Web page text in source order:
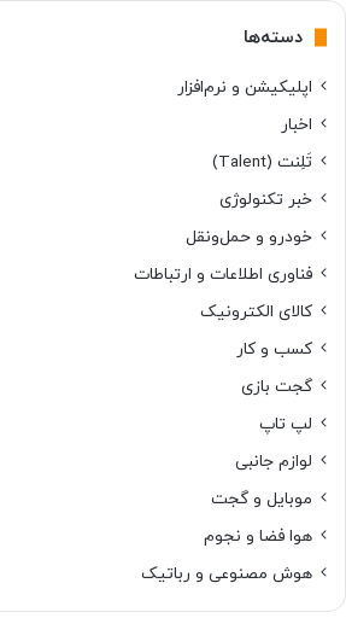
دسته‌ها
اپلیکیشن و نرم‌افزار
اخبار
تَلِنت (Talent)
خبر تکنولوژی
خودرو و حمل‌و‌نقل
فناوری اطلاعات و ارتباطات
کالای الکترونیک
کسب و کار
گجت بازی
لپ تاپ
لوازم جانبی
موبایل و گجت
هوا فضا و نجوم
هوش مصنوعی و رباتیک